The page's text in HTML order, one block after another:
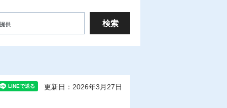
更新日：2026年3月27日